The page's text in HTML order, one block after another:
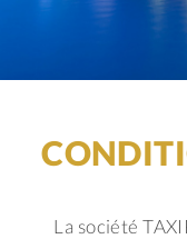
La société